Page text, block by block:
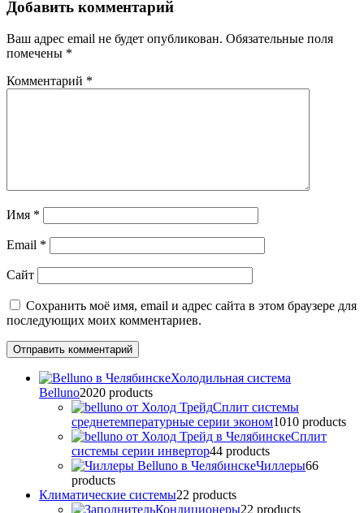
Добавить комментарий
Ваш адрес email не будет опубликован. Обязательные поля
помечены *
Комментарий *
Имя *
Email *
Сайт
Сохранить моё имя, email и адрес сайта в этом браузере для
последующих моих комментариев.
Холодильная система
Belluno2020 products
Сплит системы
среднетемпературные серии эконом1010 products
Сплит
системы серии инвертор44 products
Чиллеры66
products
Климатические системы22 products
Кондиционеры22 products